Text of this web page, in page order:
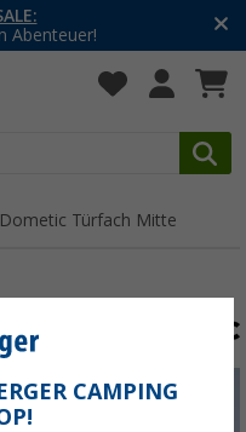
Abenteuer!
Dometic Türfach Mitte
CAMPING